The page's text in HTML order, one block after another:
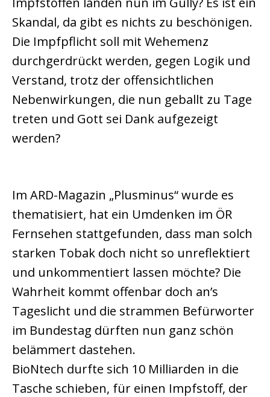
Skandal, da gibt es nichts zu beschönigen.
Die Impfpflicht soll mit Wehemenz
durchgerdrückt werden, gegen Logik und
Verstand, trotz der offensichtlichen
Nebenwirkungen, die nun geballt zu Tage
treten und Gott sei Dank aufgezeigt
werden?
Im ARD-Magazin „Plusminus“ wurde es
thematisiert, hat ein Umdenken im ÖR
Fernsehen stattgefunden, dass man solch
starken Tobak doch nicht so unreflektiert
und unkommentiert lassen möchte? Die
Wahrheit kommt offenbar doch an’s
Tageslicht und die strammen Befürworter
im Bundestag dürften nun ganz schön
belämmert dastehen.
BioNtech durfte sich 10 Milliarden in die
Tasche schieben, für einen Impfstoff, der